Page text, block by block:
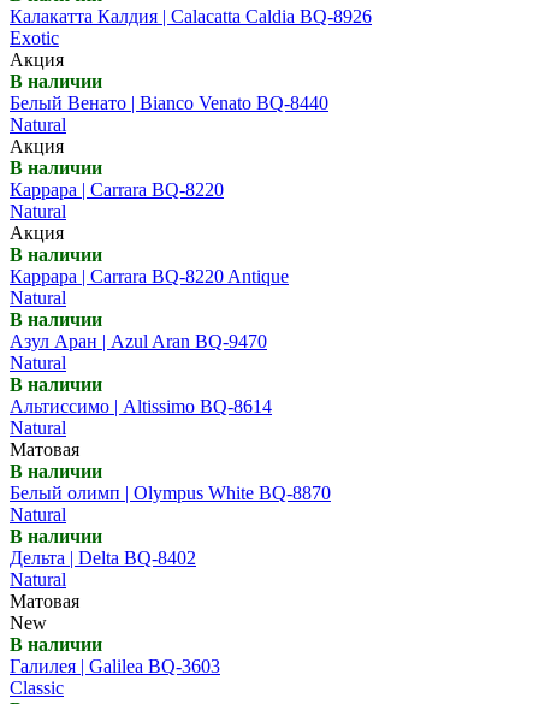
Калакатта Калдия | Calacatta Caldia BQ-8926
Exotic
Акция
В наличии
Белый Венато | Bianco Venato BQ-8440
Natural
Акция
В наличии
Каррара | Carrara BQ-8220
Natural
Акция
В наличии
Каррара | Carrara BQ-8220 Antique
Natural
В наличии
Азул Аран | Azul Aran BQ-9470
Natural
В наличии
Альтиссимо | Altissimo BQ-8614
Natural
Матовая
В наличии
Белый олимп | Olympus White BQ-8870
Natural
В наличии
Дельта | Delta BQ-8402
Natural
Матовая
New
В наличии
Галилея | Galilea BQ-3603
Classic